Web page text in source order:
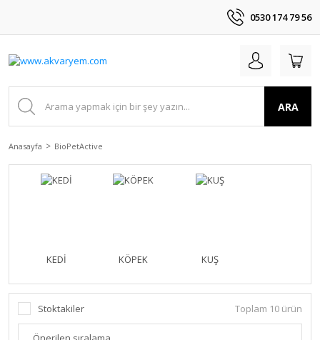
0530 174 79 56
ARA
Anasayfa BioPetActive
KEDİ KÖPEK KUŞ
Stoktakiler Toplam 10 ürün